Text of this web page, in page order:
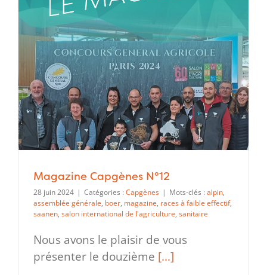
Magazine Capgènes N°12
28 juin 2024 | Catégories : Capgènes | Mots-clés : alpin,
assemblée générale, boer, magazine, races à faible effectif,
saanen, salon international de l'agriculture, sanitaire
Nous avons le plaisir de vous
présenter le douzième [...]